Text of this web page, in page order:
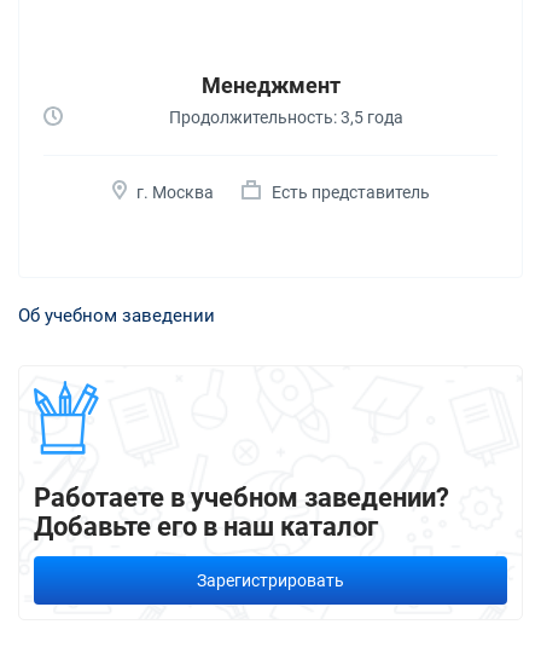
Менеджмент
Продолжительность: 3,5 года
г. Москва Есть представитель
Об учебном заведении
Работаете в учебном заведении?
Добавьте его в наш каталог
Зарегистрировать